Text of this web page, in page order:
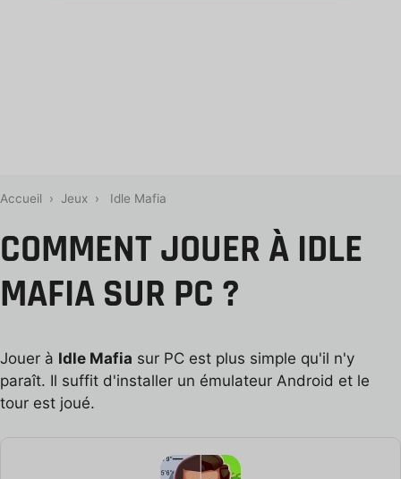
Accueil › Jeux › Idle Mafia
COMMENT JOUER À IDLE
MAFIA SUR PC ?
Jouer à Idle Mafia sur PC est plus simple qu'il n'y
paraît. Il suffit d'installer un émulateur Android et le
tour est joué.